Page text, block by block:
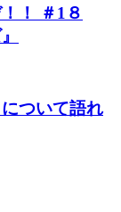
！ ＃1８
ついて語れ